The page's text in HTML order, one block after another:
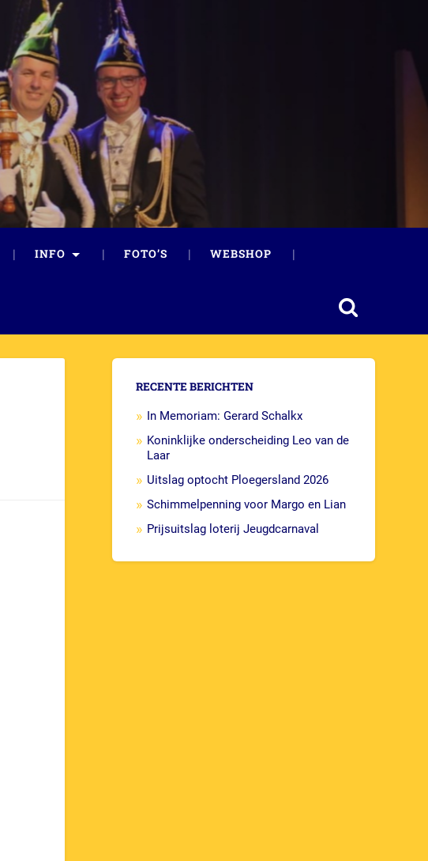
INFO FOTO’S WEBSHOP
RECENTE BERICHTEN
In Memoriam: Gerard Schalkx
Koninklijke onderscheiding Leo van de
Laar
Uitslag optocht Ploegersland 2026
Schimmelpenning voor Margo en Lian
Prijsuitslag loterij Jeugdcarnaval